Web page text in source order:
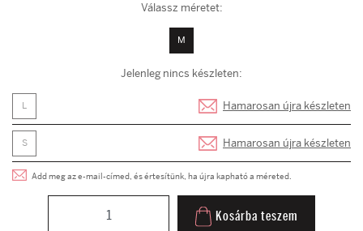
Válassz méretet:
M
Jelenleg nincs készleten:
L Hamarosan újra készleten
S Hamarosan újra készleten
Add meg az e-mail-címed, és értesítünk, ha újra kapható a méreted.
Kosárba teszem